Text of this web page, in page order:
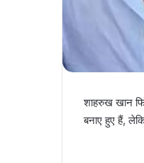
शाहरुख खान
बनाए हुए हैं,